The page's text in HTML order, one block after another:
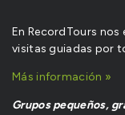
En RecordTours nos
visitas guiadas por
Más información »
Grupos pequeños,